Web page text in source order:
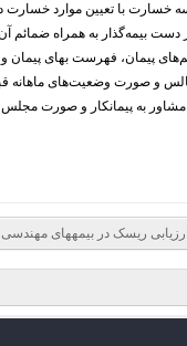
ارزیابی ریسک در بیمههای مهندسی